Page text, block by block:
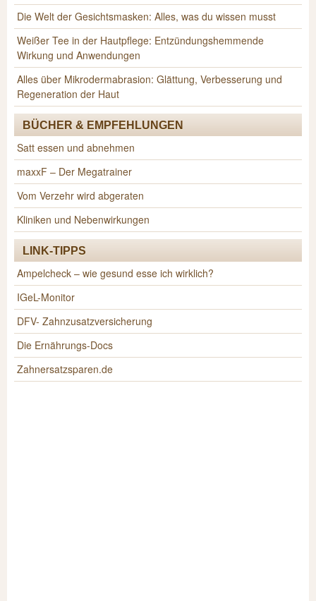
Die Welt der Gesichtsmasken: Alles, was du wissen musst
Weißer Tee in der Hautpflege: Entzündungshemmende
Wirkung und Anwendungen
Alles über Mikrodermabrasion: Glättung, Verbesserung und
Regeneration der Haut
BÜCHER & EMPFEHLUNGEN
Satt essen und abnehmen
maxxF – Der Megatrainer
Vom Verzehr wird abgeraten
Kliniken und Nebenwirkungen
LINK-TIPPS
Ampelcheck – wie gesund esse ich wirklich?
IGeL-Monitor
DFV- Zahnzusatzversicherung
Die Ernährungs-Docs
Zahnersatzsparen.de